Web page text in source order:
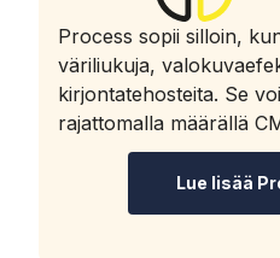
Process sopii silloin,
väriliukuja,
kirjontatehosteita. Se
rajattomalla määrällä
Lue lisää